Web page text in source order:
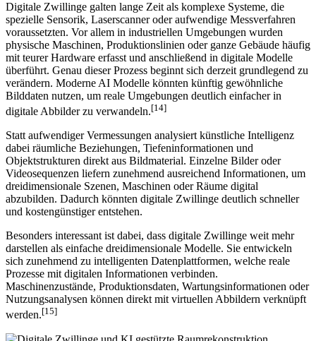
Digitale Zwillinge galten lange Zeit als komplexe Systeme, die
spezielle Sensorik, Laserscanner oder aufwendige Messverfahren
voraussetzten. Vor allem in industriellen Umgebungen wurden
physische Maschinen, Produktionslinien oder ganze Gebäude häufig
mit teurer Hardware erfasst und anschließend in digitale Modelle
überführt. Genau dieser Prozess beginnt sich derzeit grundlegend zu
verändern. Moderne AI Modelle könnten künftig gewöhnliche
Bilddaten nutzen, um reale Umgebungen deutlich einfacher in
digitale Abbilder zu verwandeln.[14]
Statt aufwendiger Vermessungen analysiert künstliche Intelligenz
dabei räumliche Beziehungen, Tiefeninformationen und
Objektstrukturen direkt aus Bildmaterial. Einzelne Bilder oder
Videosequenzen liefern zunehmend ausreichend Informationen, um
dreidimensionale Szenen, Maschinen oder Räume digital
abzubilden. Dadurch könnten digitale Zwillinge deutlich schneller
und kostengünstiger entstehen.
Besonders interessant ist dabei, dass digitale Zwillinge weit mehr
darstellen als einfache dreidimensionale Modelle. Sie entwickeln
sich zunehmend zu intelligenten Datenplattformen, welche reale
Prozesse mit digitalen Informationen verbinden.
Maschinenzustände, Produktionsdaten, Wartungsinformationen oder
Nutzungsanalysen können direkt mit virtuellen Abbildern verknüpft
werden.[15]